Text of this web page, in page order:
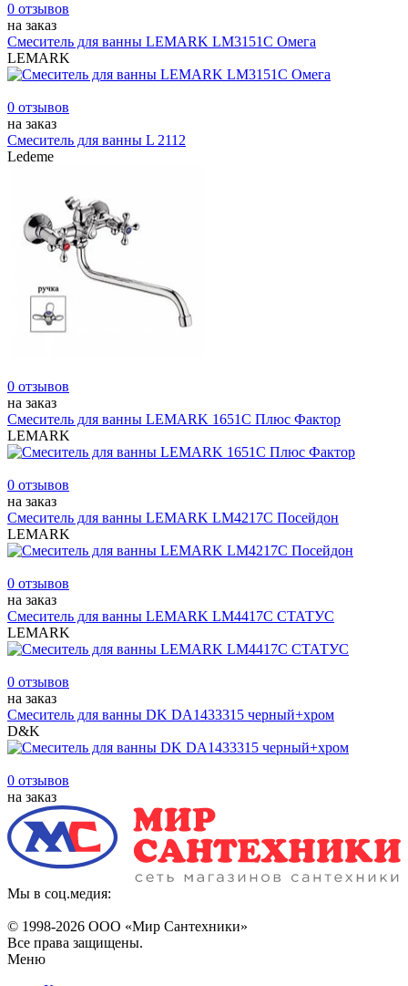
0 отзывов
на заказ
Смеситель для ванны LEMARK LM3151С Омега
LEMARK
0 отзывов
на заказ
Смеситель для ванны L 2112
Ledeme
0 отзывов
на заказ
Смеситель для ванны LEMARK 1651C Плюс Фактор
LEMARK
0 отзывов
на заказ
Смеситель для ванны LEMARK LM4217С Посейдон
LEMARK
0 отзывов
на заказ
Смеситель для ванны LEMARK LM4417С СТАТУС
LEMARK
0 отзывов
на заказ
Смеситель для ванны DK DA1433315 черный+хром
D&K
0 отзывов
на заказ
Мы в соц.медия:
© 1998-2026 ООО «Мир Сантехники»
Все права защищены.
Меню